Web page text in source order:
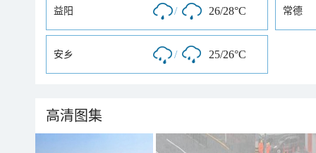
益阳 / 26/28°C 常德
安乡 / 25/26°C
高清图集